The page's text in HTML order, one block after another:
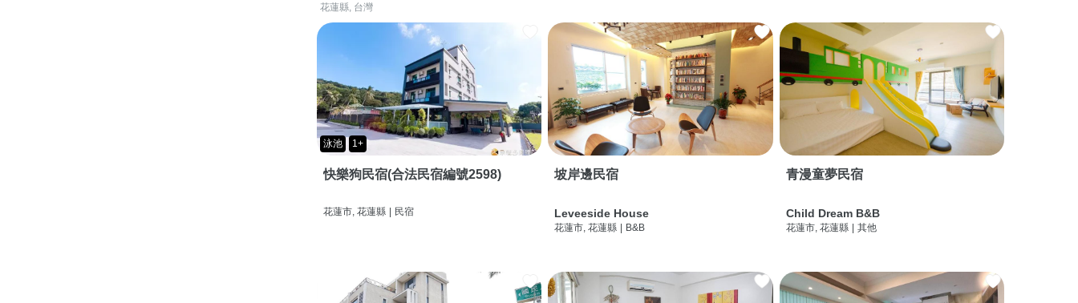
花蓮縣, 台灣
泳池 1+
快樂狗民宿(合法民宿編號2598)
花蓮市, 花蓮縣 | 民宿
坡岸邊民宿
Leveeside House
花蓮市, 花蓮縣 | B&B
青漫童夢民宿
Child Dream B&B
花蓮市, 花蓮縣 | 其他